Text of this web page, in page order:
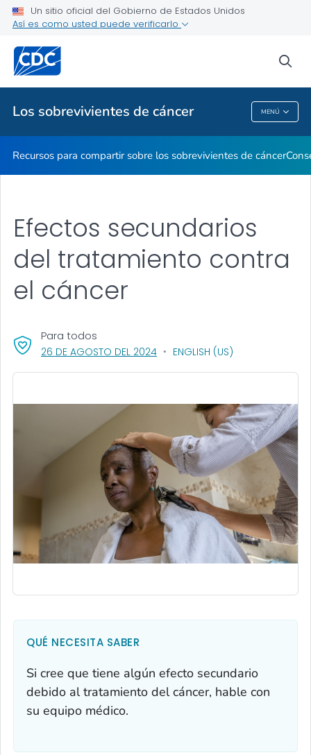
Un sitio oficial del Gobierno de Estados Unidos
Así es como usted puede verificarlo
Los sobrevivientes de cáncer MENÚ
Temas relacionados
Los Sobrevivientes De Cáncer
Recursos para compartir sobre los sobrevivientes de cáncer
26 DE AGOSTO DEL 2024, VISIT LINK FOR DETAILS.
ENGLISH (US)
Para todos
Efectos secundarios
del tratamiento contra
el cáncer
QUÉ NECESITA SABER
Si cree que tiene algún efecto secundario
debido al tratamiento del cáncer, hable con
su equipo médico.